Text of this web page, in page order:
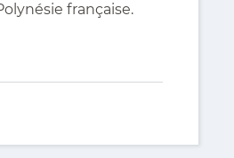
française.